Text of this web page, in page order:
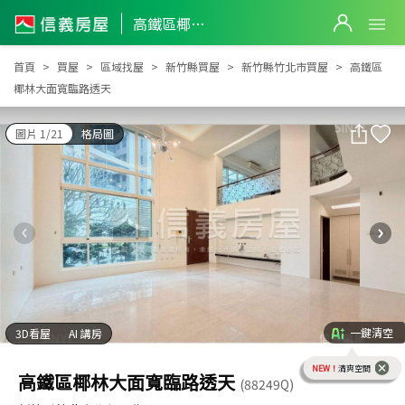
高鐵區椰林大面寬臨路透天
高鐵區椰林大面寬臨路透天
首頁 買屋 區域找屋 新竹縣買屋 新竹縣竹北市買屋
高鐵區
椰林大面寬臨路透天
圖片 1/21 格局圖
3D看屋 AI 講房 一鍵清空
NEW！ 清爽空間
高鐵區椰林大面寬臨路透天 (88249Q)